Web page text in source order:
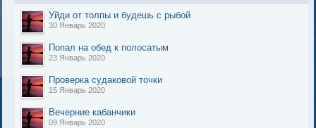
Уйди от толпы и будешь с рыбой
30 Январь 2020
Попал на обед к полосатым
23 Январь 2020
Проверка судаковой точки
15 Январь 2020
Вечерние кабанчики
09 Январь 2020